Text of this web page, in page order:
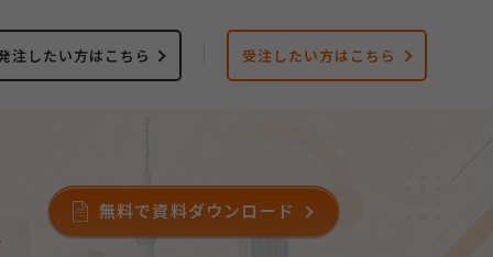
注したい方はこちら 受注したい方はこちら
無料で資料ダウンロード